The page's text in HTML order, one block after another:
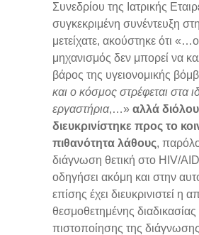
Συνεδρίου της Ιατρικής
συγκεκριμένη συνέντευξη
μετείχατε, ακούστηκε ότι
μηχανισμός δεν μπορεί να
βάρος της υγειονομικής
και ο κόσμος στρέφεται στα
εργαστήρια,…» αλλά
διευκρινίστηκε προς το
πιθανότητα λάθους,
διάγνωση θετική στο HIV/
οδηγήσει ακόμη και στην
επίσης έχει διευκρινιστεί η
θεσμοθετημένης διαδικασίας
πιστοποίησης της